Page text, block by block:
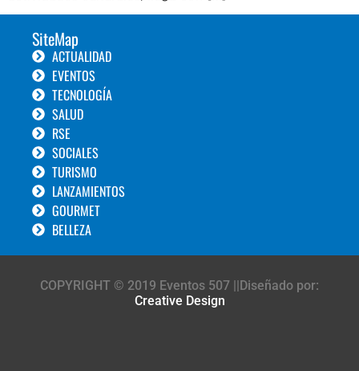
SiteMap
ACTUALIDAD
EVENTOS
TECNOLOGÍA
SALUD
RSE
SOCIALES
TURISMO
LANZAMIENTOS
GOURMET
BELLEZA
COPYRIGHT © 2019 Eventos 507 ||Diseñado por:
Creative Design